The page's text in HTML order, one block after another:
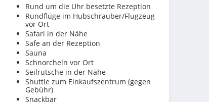
Rund um die Uhr besetzte Rezeption
Rundflüge im Hubschrauber/Flugzeug
vor Ort
Safari in der Nähe
Safe an der Rezeption
Sauna
Schnorcheln vor Ort
Seilrutsche in der Nähe
Shuttle zum Einkaufszentrum (gegen
Gebühr)
Snackbar